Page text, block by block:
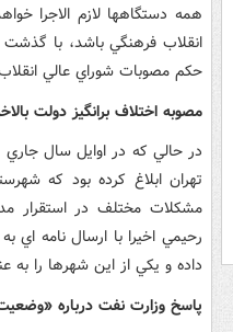
همه دستگاهها لازم الاجرا
انقلاب فرهنگي باشد، با
حکم مصوبات شوراي عالي
مصوبه اختلاف برانگيز دولت
در حالي که در اوايل سال جاري
تهران ابلاغ کرده بود که
مشکلات مختلف در استقرار
رحيمي اخيرا با ارسال نامه اي
داده و يکي از اين شهرها را به
پاسخ وزارت نفت درباره